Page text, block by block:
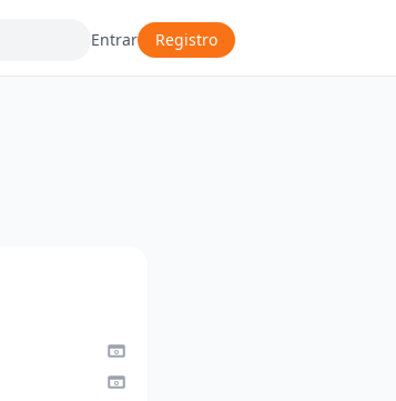
Entrar Registro